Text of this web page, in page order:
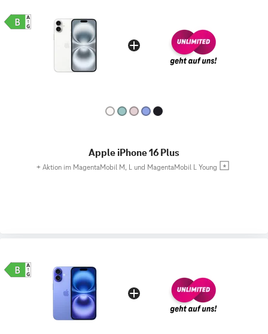
Apple iPhone 16 Plus
+ Aktion im MagentaMobil M, L und MagentaMobil L Young